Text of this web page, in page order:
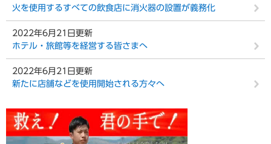
火を使用するすべての飲食店に消火器の設置が義務化
2022年6月21日更新
ホテル・旅館等を経営する皆さまへ
2022年6月21日更新
新たに店舗などを使用開始される方々へ